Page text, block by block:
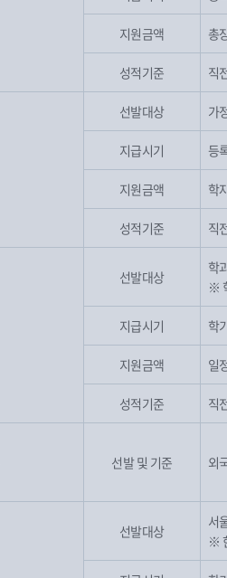
지원금액 총
성적기준 직
선발대상 가
지급시기 등
지원금액 학
성적기준 직
선발대상
학
※
지급시기 학
지원금액 일
성적기준 직
선발 및 기준 외
선발대상
서
※